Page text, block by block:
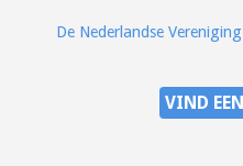
De Nederlandse
VIND